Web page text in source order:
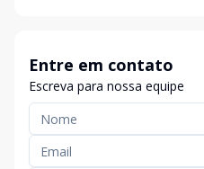
Entre em contato
Escreva para nossa equipe